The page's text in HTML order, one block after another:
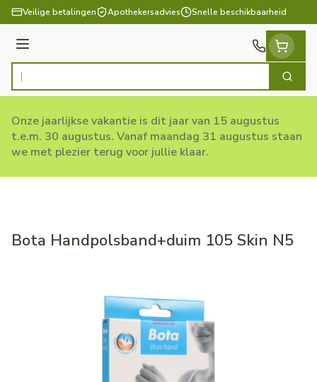
Ga naar de inhoud
Veilige betalingen Apothekersadvies Snelle beschikbaarheid
Menu
Product, merk, categorie... Zoek
Onze jaarlijkse vakantie is dit jaar van 15 augustus
t.e.m. 30 augustus. Vanaf maandag 31 augustus staan
we met plezier terug voor jullie klaar.
Bota Handpolsband+duim 105 Skin N5